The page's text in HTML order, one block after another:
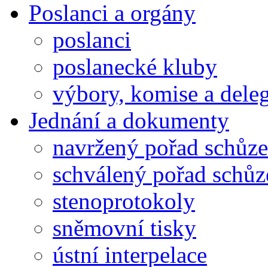
Poslanci a orgány
poslanci
poslanecké kluby
výbory, komise a
Jednání a dokumenty
navržený pořad schůze
schválený pořad
stenoprotokoly
sněmovní tisky
ústní interpelace